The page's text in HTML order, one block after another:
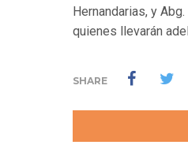
Hernandarias, y
quienes llevarán
SHARE